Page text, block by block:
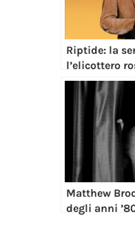
Riptide: la
l’elicottero
Matthew
degli anni